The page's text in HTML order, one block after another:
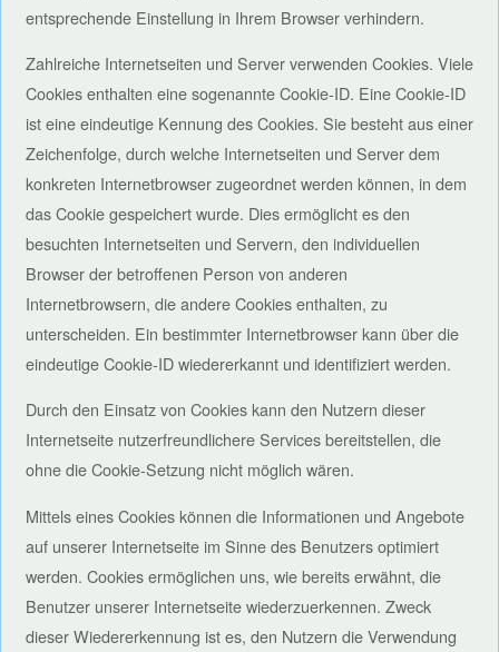
entsprechende Einstellung in Ihrem Browser verhindern.
Zahlreiche Internetseiten und Server verwenden Cookies. Viele
Cookies enthalten eine sogenannte Cookie-ID. Eine Cookie-ID
ist eine eindeutige Kennung des Cookies. Sie besteht aus einer
Zeichenfolge, durch welche Internetseiten und Server dem
konkreten Internetbrowser zugeordnet werden können, in dem
das Cookie gespeichert wurde. Dies ermöglicht es den
besuchten Internetseiten und Servern, den individuellen
Browser der betroffenen Person von anderen
Internetbrowsern, die andere Cookies enthalten, zu
unterscheiden. Ein bestimmter Internetbrowser kann über die
eindeutige Cookie-ID wiedererkannt und identifiziert werden.
Durch den Einsatz von Cookies kann den Nutzern dieser
Internetseite nutzerfreundlichere Services bereitstellen, die
ohne die Cookie-Setzung nicht möglich wären.
Mittels eines Cookies können die Informationen und Angebote
auf unserer Internetseite im Sinne des Benutzers optimiert
werden. Cookies ermöglichen uns, wie bereits erwähnt, die
Benutzer unserer Internetseite wiederzuerkennen. Zweck
dieser Wiedererkennung ist es, den Nutzern die Verwendung